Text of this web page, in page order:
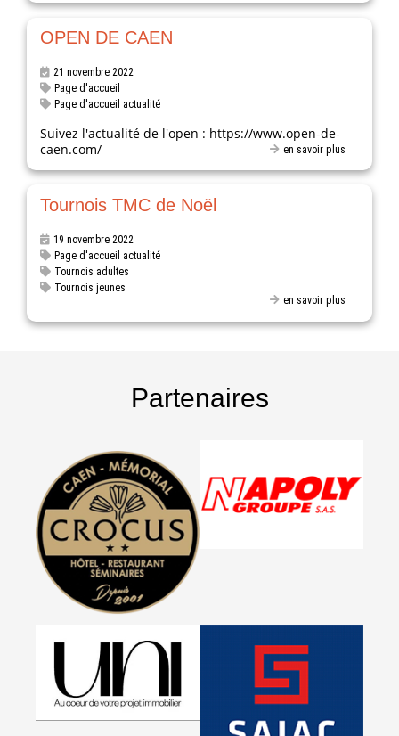
OPEN DE CAEN
21 novembre 2022
Page d'accueil
Page d'accueil actualité
Suivez l'actualité de l'open : https://www.open-de-
caen.com/
en savoir plus
Tournois TMC de Noël
19 novembre 2022
Page d'accueil actualité
Tournois adultes
Tournois jeunes
en savoir plus
Partenaires